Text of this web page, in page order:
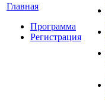
Главная
Программа
Регистрация